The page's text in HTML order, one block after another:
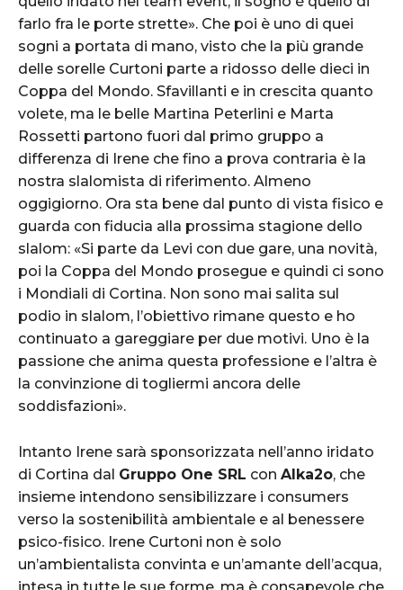
farlo fra le porte strette». Che poi è uno di quei
sogni a portata di mano, visto che la più grande
delle sorelle Curtoni parte a ridosso delle dieci in
Coppa del Mondo. Sfavillanti e in crescita quanto
volete, ma le belle Martina Peterlini e Marta
Rossetti partono fuori dal primo gruppo a
differenza di Irene che fino a prova contraria è la
nostra slalomista di riferimento. Almeno
oggigiorno. Ora sta bene dal punto di vista fisico e
guarda con fiducia alla prossima stagione dello
slalom: «Si parte da Levi con due gare, una novità,
poi la Coppa del Mondo prosegue e quindi ci sono
i Mondiali di Cortina. Non sono mai salita sul
podio in slalom, l’obiettivo rimane questo e ho
continuato a gareggiare per due motivi. Uno è la
passione che anima questa professione e l’altra è
la convinzione di togliermi ancora delle
soddisfazioni».
Intanto Irene sarà sponsorizzata nell’anno iridato
di Cortina dal Gruppo One SRL con Alka2o, che
insieme intendono sensibilizzare i consumers
verso la sostenibilità ambientale e al benessere
psico-fisico. Irene Curtoni non è solo
un’ambientalista convinta e un’amante dell’acqua,
intesa in tutte le sue forme, ma è consapevole che